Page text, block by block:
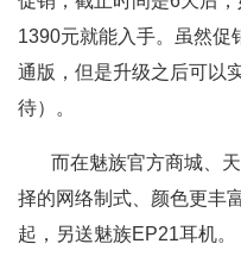
1390元就能入手。虽然促
通版，但是升级之后可以
待）。
而在魅族官方商城、
择的网络制式、颜色更丰
起，另送魅族EP21耳机。